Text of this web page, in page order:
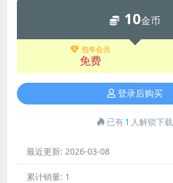
10金币
包年会员
免费
登录后购买
已有1 人解锁下载
最近更新: 2026-03-08
累计销量: 1